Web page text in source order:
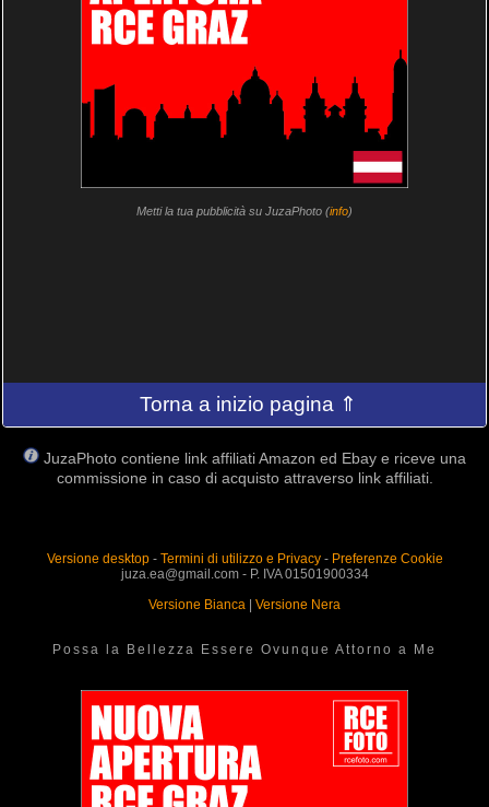
Metti la tua pubblicità su JuzaPhoto (info)
Torna a inizio pagina ⇑
JuzaPhoto contiene link affiliati Amazon ed Ebay e riceve una
commissione in caso di acquisto attraverso link affiliati.
Versione desktop- Termini di utilizzo e Privacy- Preferenze Cookie
juza.ea@gmail.com - P. IVA 01501900334
Versione Bianca
Versione Nera
Possa la Bellezza Essere Ovunque Attorno a Me